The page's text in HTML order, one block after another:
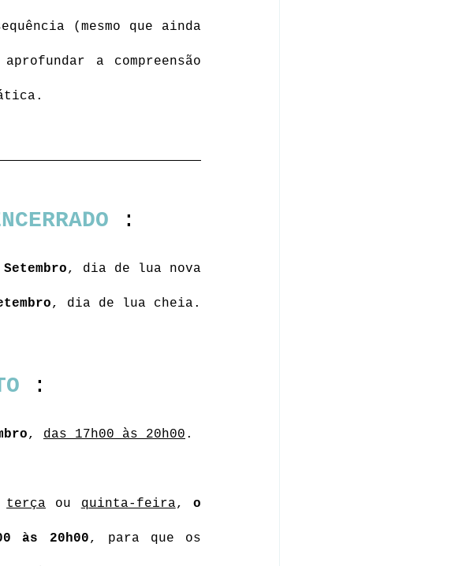
(mesmo que ainda
a compreensão
:
, dia de lua nova
, dia de lua cheia.
:
, das 17h00 às 20h00 .
terça ou quinta-feira, o
às 20h00, para que os